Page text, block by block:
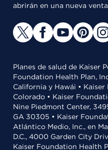
abrirán en una nueva
Planes de salud de Kaiser
Foundation Health Plan,
California y Hawái •
Colorado • Kaiser
Nine Piedmont Center,
GA 30305 • Kaiser
Atlántico Medio, Inc., en
D.C., 4000 Garden City
Kaiser Foundation Health